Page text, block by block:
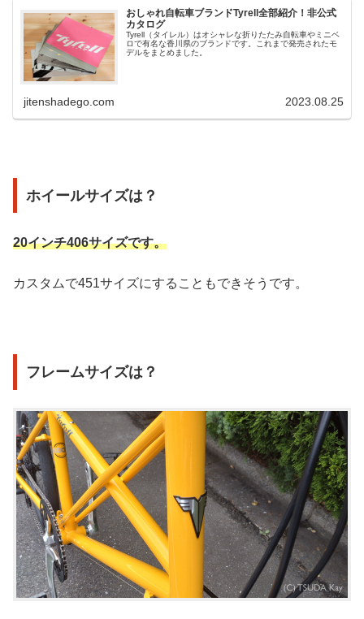
おしゃれ自転車ブランドTyrell全部紹介！非公式
カタログ
Tyrell（タイレル）はオシャレな折りたたみ自転車やミニベ
ロで有名な香川県のブランドです。これまで発売されたモ
デルをまとめました。
jitenshadego.com 2023.08.25
ホイールサイズは？
20インチ406サイズです。
カスタムで451サイズにすることもできそうです。
フレームサイズは？